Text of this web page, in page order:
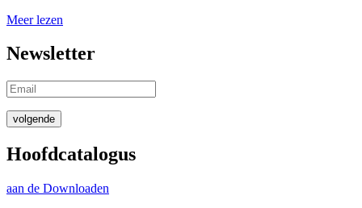
Meer lezen
Newsletter
volgende
Hoofdcatalogus
aan de Downloaden